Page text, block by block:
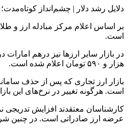
دلایل رشد دلار | چشم‌انداز
است.
هزار و ۵۹۰ تومان اعلام شده است.
بازار ارز تجاری که پس از حذف
است. هرگونه تغییر در نرخ‌های این
کارشناسان معتقدند افزایش تدریجی
عرضه ارز صادراتی است. در چنین